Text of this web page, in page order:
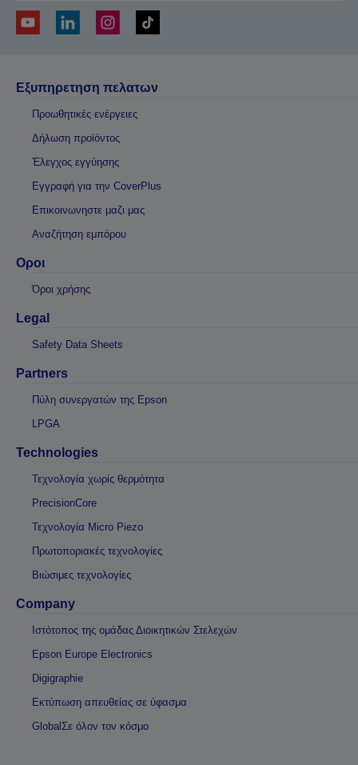
Εξυπηρετηση πελατων
Προωθητικές ενέργειες
Δήλωση προϊόντος
Έλεγχος εγγύησης
Εγγραφή για την CoverPlus
Επικοινωνηστε μαζι μας
Αναζήτηση εμπόρου
Οροι
Όροι χρήσης
Legal
Safety Data Sheets
Partners
Πύλη συνεργατών της Epson
LPGA
Technologies
Τεχνολογία χωρίς θερμότητα
PrecisionCore
Τεχνολογία Micro Piezo
Πρωτοποριακές τεχνολογίες
Βιώσιμες τεχνολογίες
Company
Ιστότοπος της ομάδας Διοικητικών Στελεχών
Epson Europe Electronics
Digigraphie
Εκτύπωση απευθείας σε ύφασμα
GlobalΣε όλον τον κόσμο